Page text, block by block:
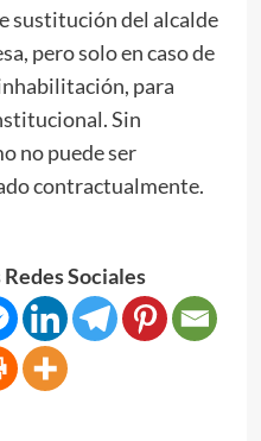
sustitución del alcalde
pero solo en caso de
para
Sin
no puede ser
contractualmente.
Sociales